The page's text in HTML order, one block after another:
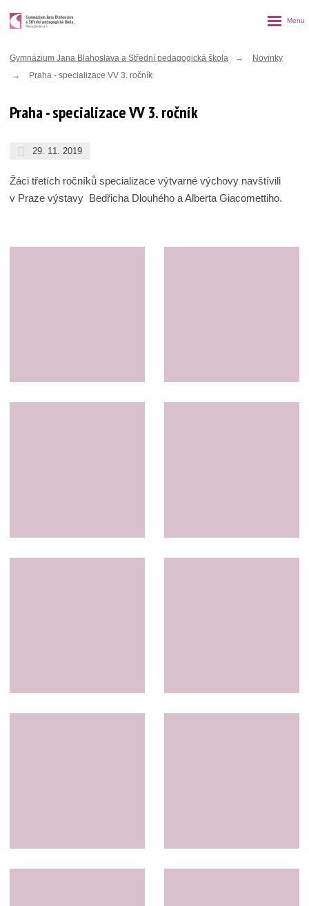
Gymnázium Jana Blahoslava a Střední pedagogická škola
Novinky
Praha - specializace VV 3. ročník
Praha - specializace VV 3. ročník
29. 11. 2019
Žáci třetích ročníků specializace výtvarné výchovy navštívili
v Praze výstavy Bedřicha Dlouhého a Alberta Giacomettiho.